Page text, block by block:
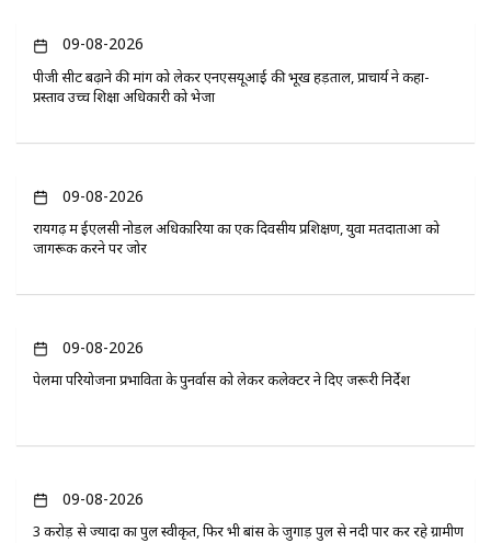
09-08-2026
पीजी सीट बढ़ाने की मांग को लेकर एनएसयूआई की भूख हड़ताल, प्राचार्य ने कहा-
प्रस्ताव उच्च शिक्षा अधिकारी को भेजा
09-08-2026
रायगढ़ में ईएलसी नोडल अधिकारियों का एक दिवसीय प्रशिक्षण, युवा मतदाताओं को
जागरूक करने पर जोर
09-08-2026
पेलमा परियोजना प्रभावितों के पुनर्वास को लेकर कलेक्टर ने दिए जरूरी निर्देश
09-08-2026
3 करोड़ से ज्यादा का पुल स्वीकृत, फिर भी बांस के जुगाड़ पुल से नदी पार कर रहे ग्रामीण